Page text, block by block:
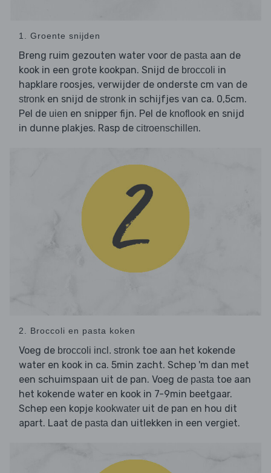
1. Groente snijden
Breng ruim gezouten water voor de pasta aan de
kook in een grote kookpan. Snijd de broccoli in
hapklare roosjes, verwijder de onderste cm van de
stronk en snijd de stronk in schijfjes van ca. 0,5cm.
Pel de uien en snipper fijn. Pel de knoflook en snijd
in dunne plakjes. Rasp de citroenschillen.
2. Broccoli en pasta koken
Voeg de broccoli incl. stronk toe aan het kokende
water en kook in ca. 5min zacht. Schep 'm dan met
een schuimspaan uit de pan. Voeg de pasta toe aan
het kokende water en kook in 7-9min beetgaar.
Schep een kopje kookwater uit de pan en hou dit
apart. Laat de pasta dan uitlekken in een vergiet.